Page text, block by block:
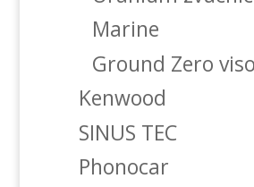
Marine
Ground Zero
Kenwood
SINUS TEC
Phonocar